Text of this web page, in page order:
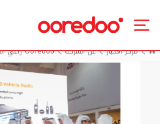
مركز الأخبار
عن الشركة Ooredoo راعي الاتص...